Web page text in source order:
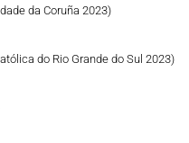
da Coruña 2023)
do Rio Grande do Sul 2023)